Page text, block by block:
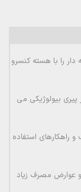
را با هسته کنسرو
از پیری بیولوژیکی می
راهکارهای استفاده
و عوارض مصرف زیاد